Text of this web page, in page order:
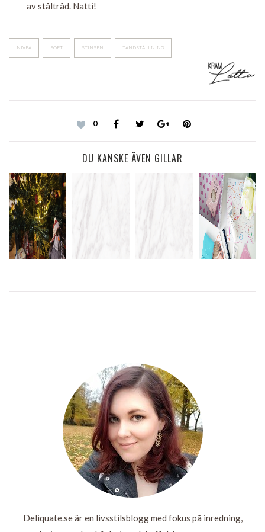
av ståltråd. Natti!
NIVEA SOFT STINSEN TANDSTÄLLNING
0
DU KANSKE ÄVEN GILLAR
LÄS
MER
LÄS
MER
Deliquate.se är en livsstilsblogg med fokus på inredning,